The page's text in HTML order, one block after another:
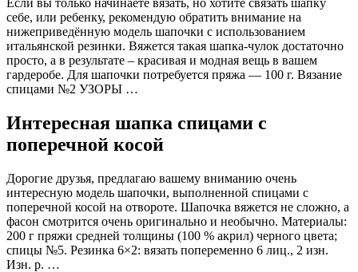
Если вы только начинаете вязать, но хотите связать шапку
себе, или ребенку, рекомендую обратить внимание на
нижеприведённую модель шапочки с использованием
итальянской резинки. Вяжется такая шапка-чулок достаточно
просто, а в результате – красивая и модная вещь в вашем
гардеробе. Для шапочки потребуется пряжа — 100 г. Вязание
спицами №2 УЗОРЫ …
Интересная шапка спицами с
поперечной косой
Дорогие друзья, предлагаю вашему вниманию очень
интересную модель шапочки, выполненной спицами с
поперечной косой на отвороте. Шапочка вяжется не сложно, а
фасон смотрится очень оригинально и необычно. Материалы:
200 г пряжи средней толщины (100 % акрил) черного цвета;
спицы №5. Резинка 6×2: вязать попеременно 6 лиц., 2 изн.
Изн. р. …